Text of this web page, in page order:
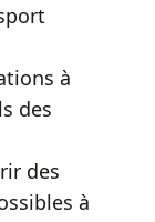
à
des
des
à